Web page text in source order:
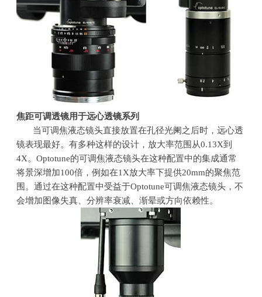
焦距可调透镜用于远心透镜系列
当可调焦液态镜头直接放置在孔径光阑之后时，远心透
镜表现最好。有多种这样的设计，放大率范围从0.13X到
4X。Optotune的可调焦液态镜头在这种配置中的集成通常
将景深增加100倍，例如在1X放大率下提供20mm的聚焦范
围。通过在这种配置中受益于Optotune可调焦液态镜头，不
会增加图像失真、分辨率衰减、渐晕或方向依赖性。